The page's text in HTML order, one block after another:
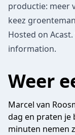
productie: meer
keez groenteman
Hosted on Acast.
information.
Weer
Marcel van
dag en praten je
minuten nemen